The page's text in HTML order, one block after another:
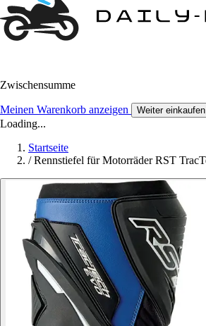
Zwischensumme
Meinen Warenkorb anzeigen Weiter einkaufen
Loading...
Startseite
/ Rennstiefel für Motorräder RST